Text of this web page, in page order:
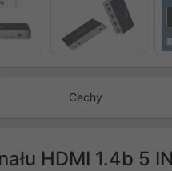
Cechy
HDMI 1.4b 5